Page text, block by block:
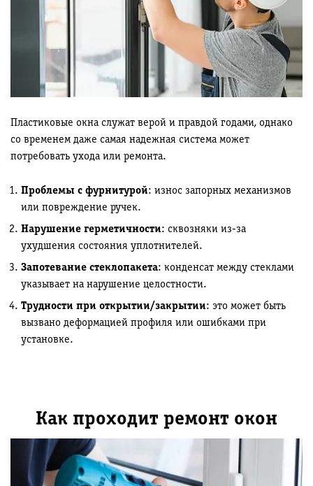
Пластиковые окна служат верой и правдой годами, однако
со временем даже самая надежная система может
потребовать ухода или ремонта.
Проблемы с фурнитурой: износ запорных механизмов
или повреждение ручек.
Нарушение герметичности: сквозняки из-за
ухудшения состояния уплотнителей.
Запотевание стеклопакета: конденсат между стеклами
указывает на нарушение целостности.
Трудности при открытии/закрытии: это может быть
вызвано деформацией профиля или ошибками при
установке.
Как проходит ремонт окон